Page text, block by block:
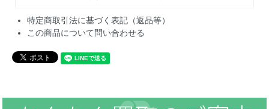
特定商取引法に基づく表記（返品等）
この商品について問い合わせる